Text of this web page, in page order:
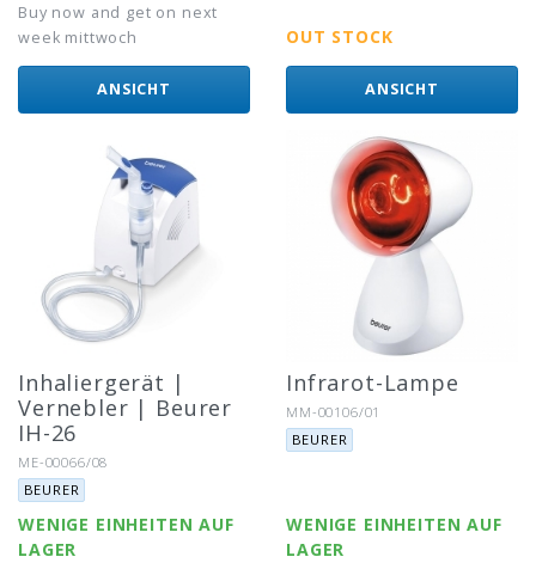
Buy now and get on next
week mittwoch
ANSICHT
OUT STOCK
ANSICHT
Inhaliergerät |
Vernebler | Beurer
IH-26
Artikel-Nr.:
ME-00066/08
Marke:
BEURER
WENIGE EINHEITEN AUF
LAGER
Infrarot-Lampe
Artikel-Nr.:
MM-00106/01
Marke:
BEURER
WENIGE EINHEITEN AUF
LAGER